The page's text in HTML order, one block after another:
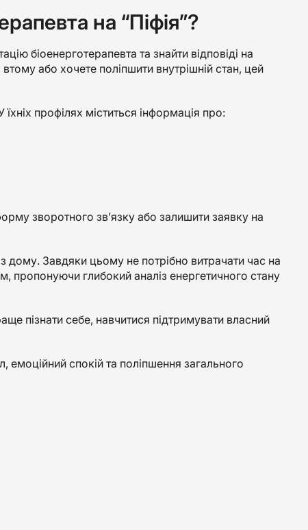
на “Піфія”?
біоенерготерапевта та знайти відповіді на
або хочете поліпшити внутрішній стан, цей
профілях міститься інформація про:
зворотного зв’язку або залишити заявку на
дому. Завдяки цьому не потрібно витрачати час на
пропонуючи глибокий аналіз енергетичного стану
пізнати себе, навчитися підтримувати власний
емоційний спокій та поліпшення загального